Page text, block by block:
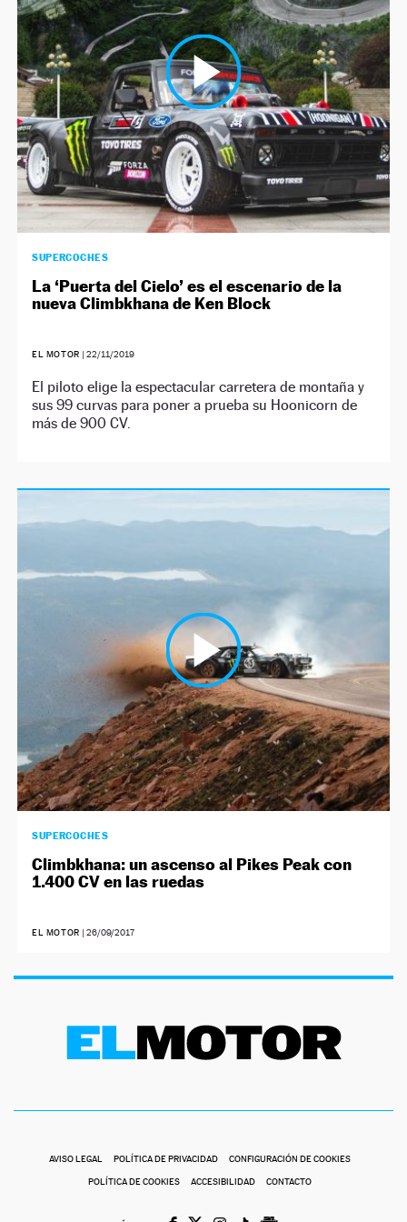
NEWSLETTER
SÍGUENOS
SUPERCOCHES
La ‘Puerta del Cielo’ es el escenario de la
nueva Climbkhana de Ken Block
EL MOTOR | 22/11/2019
El piloto elige la espectacular carretera de montaña y
sus 99 curvas para poner a prueba su Hoonicorn de
más de 900 CV.
SUPERCOCHES
Climbkhana: un ascenso al Pikes Peak con
1.400 CV en las ruedas
EL MOTOR | 26/09/2017
AVISO LEGAL POLÍTICA DE PRIVACIDAD CONFIGURACIÓN DE COOKIES
POLÍTICA DE COOKIES ACCESIBILIDAD CONTACTO